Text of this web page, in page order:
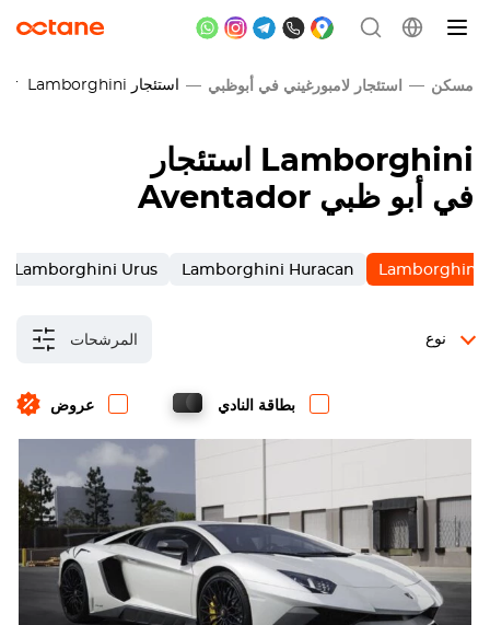
مسكن استئجار لامبورغيني في أبوظبي استئجار Lamborghini
Lamborghini
Aventador في أبو ظبي
Lamborghini Urus Lamborghini Huracan Lamborghini
المرشحات
عروض بطاقة النادي
نوع